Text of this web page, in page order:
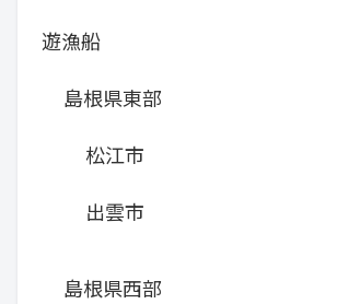
遊漁船
島根県東部
松江市
出雲市
島根県西部